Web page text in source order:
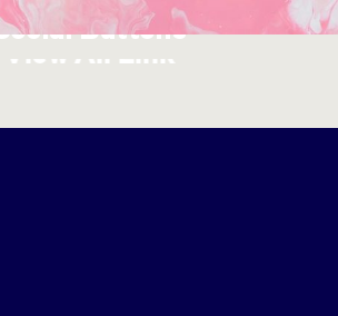
Mixed Up
Claire Herself
Dark Water
Beauty
Buttons
juillet 20, 2015
View All Link